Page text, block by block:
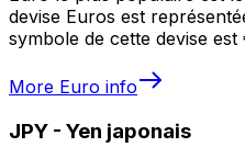
devise Euros est
symbole de cette devise est
More Euro info
JPY - Yen japonais